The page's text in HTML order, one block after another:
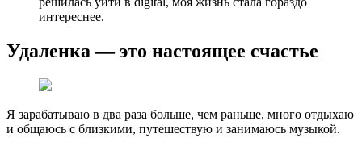
интереснее.
Удаленка — это настоящее счастье
Я зарабатываю в два раза больше, чем раньше, много отдыхаю
и общаюсь с близкими, путешествую и занимаюсь музыкой.